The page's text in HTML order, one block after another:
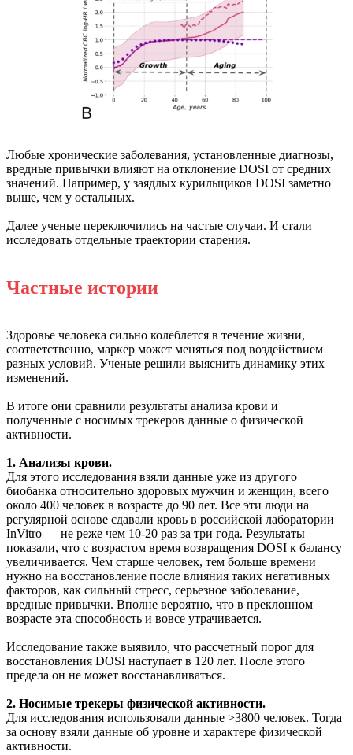
Любые хронические заболевания, установленные диагнозы,
вредные привычки влияют на отклонение DOSI от средних
значений. Например, у заядлых курильщиков DOSI заметно
выше, чем у остальных.
Далее ученые переключились на частые случаи. И стали
исследовать отдельные траектории старения.
Частные истории
Здоровье человека сильно колеблется в течение жизни,
соответственно, маркер может меняться под воздействием
разных условий. Ученые решили выяснить динамику этих
изменений.
В итоге они сравнили результаты анализа крови и
полученные с носимых трекеров данные о физической
активности.
1. Анализы крови.
Для этого исследования взяли данные уже из другого
биобанка относительно здоровых мужчин и женщин, всего
около 400 человек в возрасте до 90 лет. Все эти люди на
регулярной основе сдавали кровь в российской лаборатории
InVitro — не реже чем 10-20 раз за три года. Результаты
показали, что с возрастом время возвращения DOSI к балансу
увеличивается. Чем старше человек, тем больше времени
нужно на восстановление после влияния таких негативных
факторов, как сильный стресс, серьезное заболевание,
вредные привычки. Вполне вероятно, что в преклонном
возрасте эта способность и вовсе утрачивается.
Исследование также выявило, что рассчетный порог для
восстановления DOSI наступает в 120 лет. После этого
предела он не может восстанавливаться.
2. Носимые трекеры физической активности.
Для исследования использовали данные >3800 человек. Тогда
за основу взяли данные об уровне и характере физической
активности.